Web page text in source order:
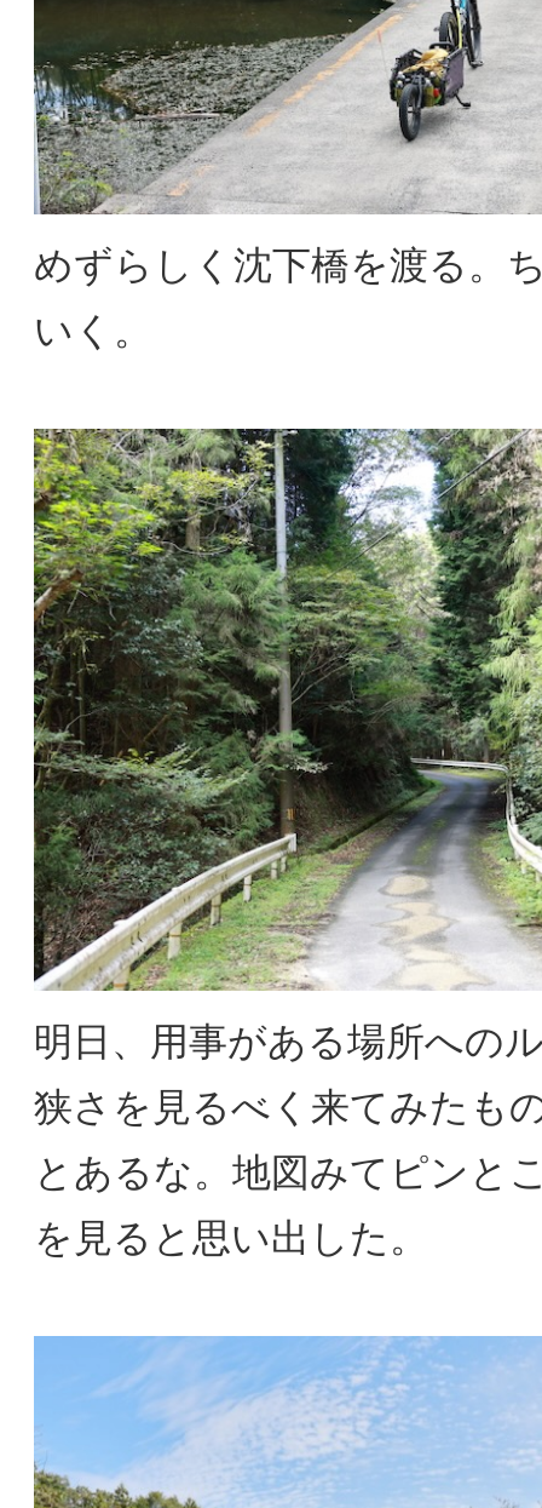
めずらしく沈下橋を渡る。
いく。
明日、用事がある場所への
狭さを見るべく来てみたも
とあるな。地図みてピンと
を見ると思い出した。